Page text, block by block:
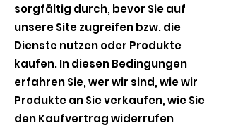
sorgfältig durch, bevor Sie auf
unsere Site zugreifen bzw. die
Dienste nutzen oder Produkte
kaufen. In diesen Bedingungen
erfahren Sie, wer wir sind, wie wir
Produkte an Sie verkaufen, wie Sie
den Kaufvertrag widerrufen